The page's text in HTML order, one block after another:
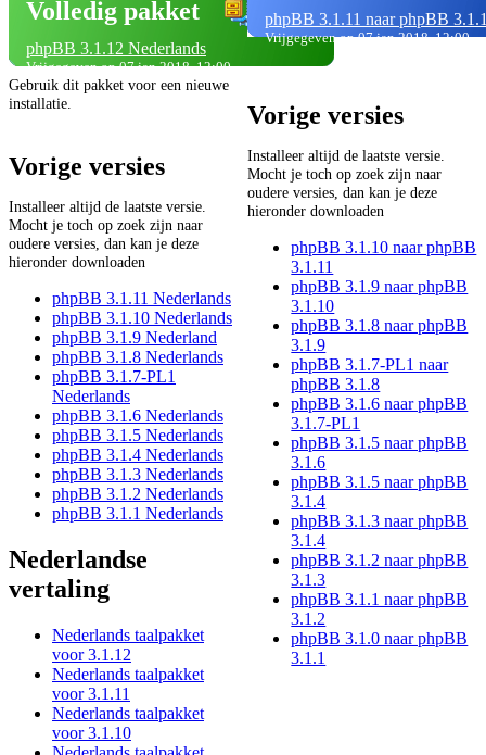
Volledig pakket
phpBB 3.1.12 Nederlands
Vrijgegeven op 07 jan 2018, 12:00
Gebruik dit pakket voor een nieuwe
installatie.
Vorige versies
Installeer altijd de laatste versie.
Mocht je toch op zoek zijn naar
oudere versies, dan kan je deze
hieronder downloaden
phpBB 3.1.11 Nederlands
phpBB 3.1.10 Nederlands
phpBB 3.1.9 Nederland
phpBB 3.1.8 Nederlands
phpBB 3.1.7-PL1
Nederlands
phpBB 3.1.6 Nederlands
phpBB 3.1.5 Nederlands
phpBB 3.1.4 Nederlands
phpBB 3.1.3 Nederlands
phpBB 3.1.2 Nederlands
phpBB 3.1.1 Nederlands
Nederlandse
vertaling
Nederlands taalpakket
voor 3.1.12
Nederlands taalpakket
voor 3.1.11
Nederlands taalpakket
voor 3.1.10
phpBB 3.1.11 naar phpBB
Vrijgegeven op 07 jan 2018, 12:00
Vorige versies
Installeer altijd de laatste versie.
Mocht je toch op zoek zijn naar
oudere versies, dan kan je deze
hieronder downloaden
phpBB 3.1.10 naar phpBB
3.1.11
phpBB 3.1.9 naar phpBB
3.1.10
phpBB 3.1.8 naar phpBB
3.1.9
phpBB 3.1.7-PL1 naar
phpBB 3.1.8
phpBB 3.1.6 naar phpBB
3.1.7-PL1
phpBB 3.1.5 naar phpBB
3.1.6
phpBB 3.1.5 naar phpBB
3.1.4
phpBB 3.1.3 naar phpBB
3.1.4
phpBB 3.1.2 naar phpBB
3.1.3
phpBB 3.1.1 naar phpBB
3.1.2
phpBB 3.1.0 naar phpBB
3.1.1